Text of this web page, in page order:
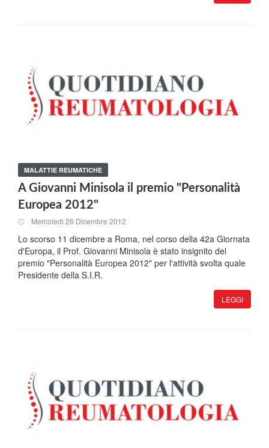
MALATTIE REUMATICHE
A Giovanni Minisola il premio "Personalità
Europea 2012"
Mercoledi 26 Dicembre 2012
Lo scorso 11 dicembre a Roma, nel corso della 42a Giornata
d'Europa, il Prof. Giovanni Minisola è stato insignito del
premio "Personalità Europea 2012" per l'attività svolta quale
Presidente della S.I.R.
LEGGI